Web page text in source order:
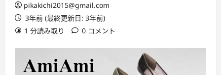
pikakichi2015@gmail.com
3年前 (最終更新日: 3年前)
1 分読み取り
0 コメント